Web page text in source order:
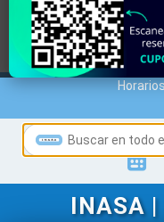
MARCAS
NOTICIAS
INASA